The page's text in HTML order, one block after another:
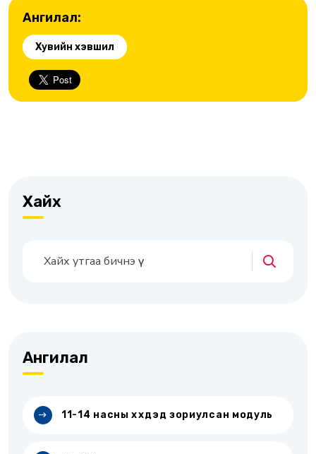
Ангилал:
Хувийн хэвшил
Хайх
Ангилал
11-14 насны хүүхдэд зориулсан модуль